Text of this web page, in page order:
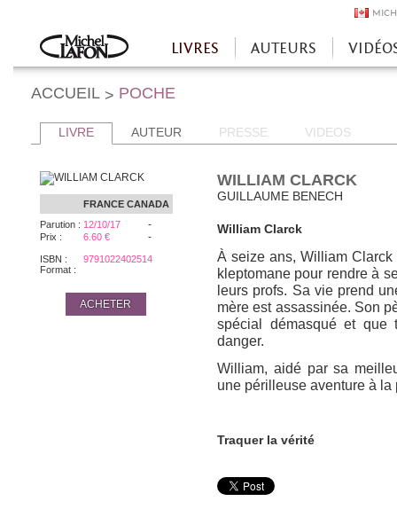
Accueil
LIVRES AUTEURS
ACCUEIL > POCHE
LIVRE AUTEUR PRESSE VIDEOS
FRANCE CANADA
Parution : 12/10/17 -
Prix : 6.60 € -
ISBN :
9791022402514
Format :
ACHETER
WILLIAM CLARCK
GUILLAUME BENECH
William Clarck
À seize ans, William Clarck
kleptomane pour rendre à
leurs profs. Sa vie prend
mère est assassinée. Son
spécial démasqué et que
danger.
William, aidé par sa
une périlleuse aventure à
Traquer la vérité